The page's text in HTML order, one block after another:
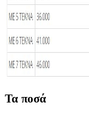
Τα ποσά